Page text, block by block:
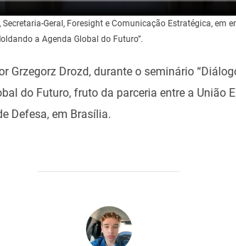
Geral, Foresight e Comunicação Estratégica,
a Agenda Global do Futuro”.
Grzegorz Drozd, durante o seminário
do Futuro, fruto da parceria entre a União
Defesa, em Brasília.
AUTOR DO POST